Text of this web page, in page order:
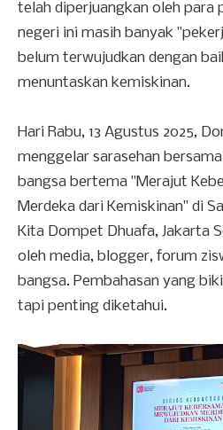
telah diperjuangkan oleh para
negeri ini masih banyak
belum terwujudkan dengan
menuntaskan kemiskinan.
Hari Rabu, 13 Agustus 2025,
menggelar sarasehan
bangsa bertema "Merajut
Merdeka dari Kemiskinan" di
Kita Dompet Dhuafa, Jakarta
oleh media, blogger, forum
bangsa. Pembahasan yang
tapi penting diketahui.